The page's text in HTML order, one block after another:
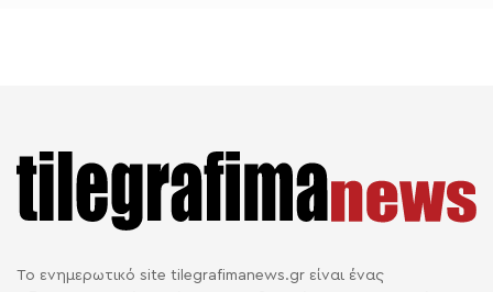
Το ενημερωτικό site tilegrafimanews.gr είναι ένας